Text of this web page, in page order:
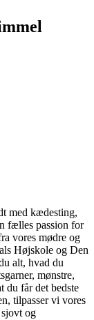
med kædesting,
fælles passion for
vores mødre og
Højskole og Den
alt, hvad du
mønstre,
du får det bedste
tilpasser vi vores
og